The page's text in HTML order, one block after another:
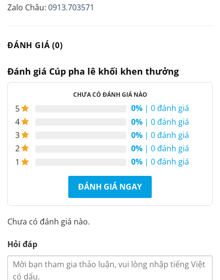
Zalo Châu: 0913.703571
ĐÁNH GIÁ (0)
Đánh giá Cúp pha lê khối khen thưởng
CHƯA CÓ ĐÁNH GIÁ NÀO
5 0% | 0 đánh giá
4
0% | 0 đánh giá
3
0% | 0 đánh giá
2
0% | 0 đánh giá
1
0% | 0 đánh giá
ĐÁNH GIÁ NGAY
Chưa có đánh giá nào.
Hỏi đáp